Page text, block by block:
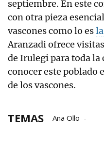
septiembre. En este
con otra pieza
vascones como lo es
Aranzadi ofrece
de Irulegi para toda la
conocer este poblado
de los vascones.
TEMAS
Ana Ollo